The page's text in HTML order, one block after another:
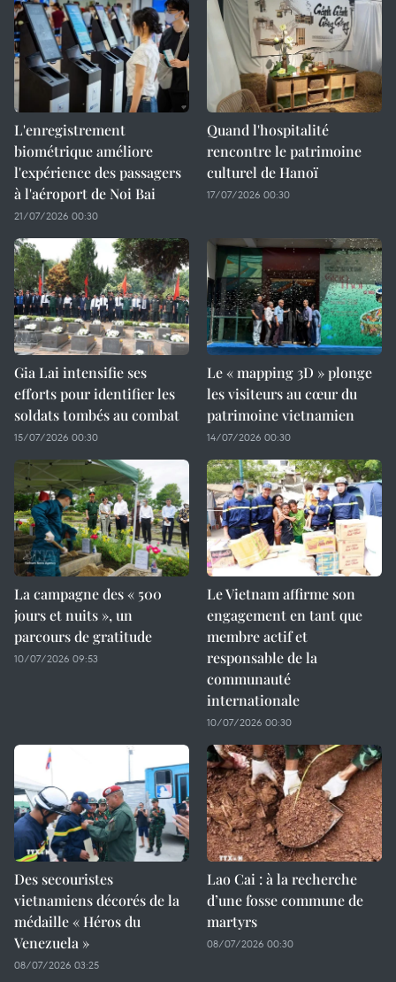
L'enregistrement
biométrique améliore
l'expérience des passagers
à l'aéroport de Noi Bai
21/07/2026 00:30
Quand l'hospitalité
rencontre le patrimoine
culturel de Hanoï
17/07/2026 00:30
Gia Lai intensifie ses
efforts pour identifier les
soldats tombés au combat
15/07/2026 00:30
Le « mapping 3D » plonge
les visiteurs au cœur du
patrimoine vietnamien
14/07/2026 00:30
La campagne des « 500
jours et nuits », un
parcours de gratitude
10/07/2026 09:53
Le Vietnam affirme son
engagement en tant que
membre actif et
responsable de la
communauté
internationale
10/07/2026 00:30
Des secouristes
vietnamiens décorés de la
médaille « Héros du
Venezuela »
08/07/2026 03:25
Lao Cai : à la recherche
d’une fosse commune de
martyrs
08/07/2026 00:30